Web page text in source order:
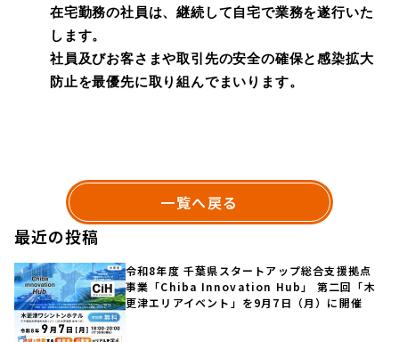
在宅勤務の社員は、継続して自宅で業務を遂行いた
します。
社員及びお客さまや取引先の安全の確保と感染拡大
防止を最優先に取り組んでまいります。
一覧へ戻る
最近の投稿
令和8年度 千葉県スタートアップ総合支援拠点
事業「Chiba Innovation Hub」 第二回「木
更津エリアイベント」を9月7日（月）に開催